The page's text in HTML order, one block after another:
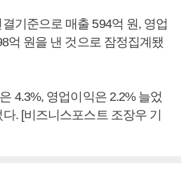
기준으로 매출 594억 원, 영업
억 원을 낸 것으로 잠정집계됐
4.3%, 영업이익은 2.2% 늘었
. [비즈니스포스트 조장우 기